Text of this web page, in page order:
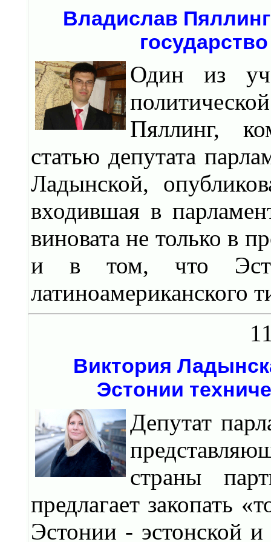
Владислав
Один из
Пяллинг,
статью депутата
Ладынской,
входившая в
виновата не только в
и в том, что
латиноамериканского
Виктория
Эстонии
Депутат
страны
предлагает закопать
Эстонии - эстонской